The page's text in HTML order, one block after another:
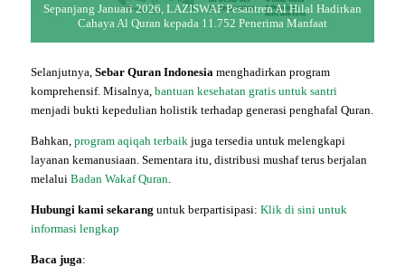
Sepanjang Januari 2026, LAZISWAF Pesantren Al Hilal Hadirkan
Cahaya Al Quran kepada 11.752 Penerima Manfaat
Selanjutnya, Sebar Quran Indonesia menghadirkan program
komprehensif. Misalnya, bantuan kesehatan gratis untuk santri
menjadi bukti kepedulian holistik terhadap generasi penghafal Quran.
Bahkan, program aqiqah terbaik juga tersedia untuk melengkapi
layanan kemanusiaan. Sementara itu, distribusi mushaf terus berjalan
melalui Badan Wakaf Quran
Hubungi kami sekarang untuk berpartisipasi: Klik di sini untuk
informasi lengkap
Baca juga: